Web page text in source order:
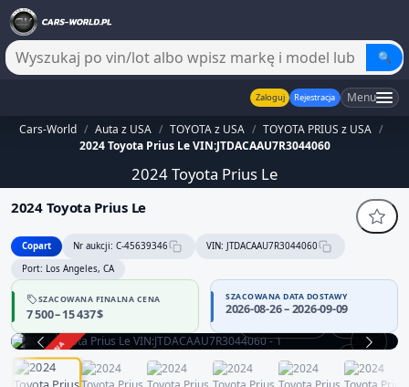
🔍
Zaloguj Rejestracja Menu
Cars-World / Auta z USA / TOYOTA z USA / TOYOTA PRIUS z USA /
2024 Toyota Prius Le VIN:JTDACAAU7R3044060
2024 Toyota Prius Le
2024 Toyota Prius Le
Copart Nr aukcji: C-45639346
VIN: JTDACAAU7R3044060
Port: Los Angeles, CA
SZACOWANA FINALNA CENA
7 500 – 15 437 $
SZACOWANA DATA DOSTAWY
2026-08-26 – 2026-09-09
ZAKOŃCZONA